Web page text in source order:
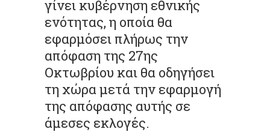
γίνει κυβέρνηση εθνικής
ενότητας, η οποία θα
εφαρμόσει πλήρως την
απόφαση της 27ης
Οκτωβρίου και θα οδηγήσει
τη χώρα μετά την εφαρμογή
της απόφασης αυτής σε
άμεσες εκλογές.